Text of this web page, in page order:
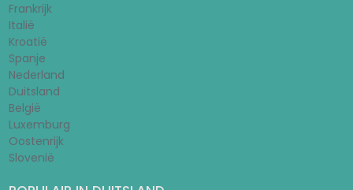
Frankrijk
Italië
Kroatië
Spanje
Nederland
Duitsland
België
Luxemburg
Oostenrijk
Slovenië